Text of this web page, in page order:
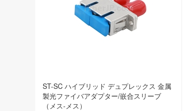
ST-SC ハイブリッド デュプレックス 金属
製光ファイバアダプター/嵌合スリーブ
（メス-メス）